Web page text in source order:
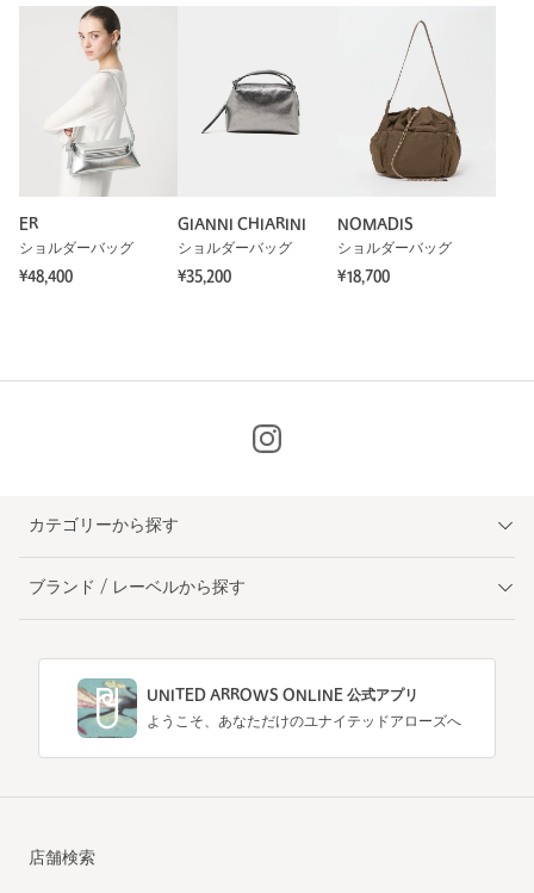
ER
ショルダーバッグ
¥48,400
GIANNI CHIARINI
ショルダーバッグ
¥35,200
NOMADIS
ショルダーバッグ
¥18,700
カテゴリーから探す
ブランド / レーベルから探す
UNITED ARROWS ONLINE 公式アプリ
ようこそ、あなただけのユナイテッドアローズへ
店舗検索